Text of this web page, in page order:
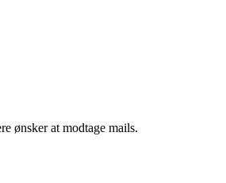
ønsker at modtage mails.